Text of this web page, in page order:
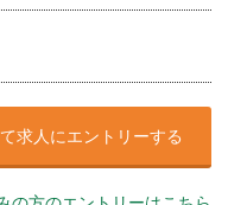
求人にエントリーする